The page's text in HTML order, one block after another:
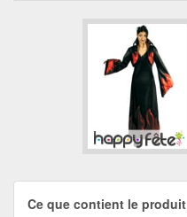
Ce que contient le produit